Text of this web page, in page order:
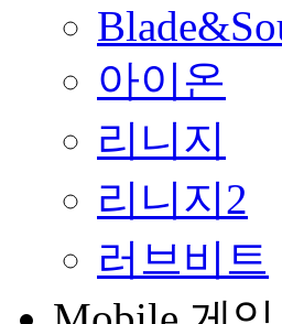
아이온
리니지
리니지2
러브비트